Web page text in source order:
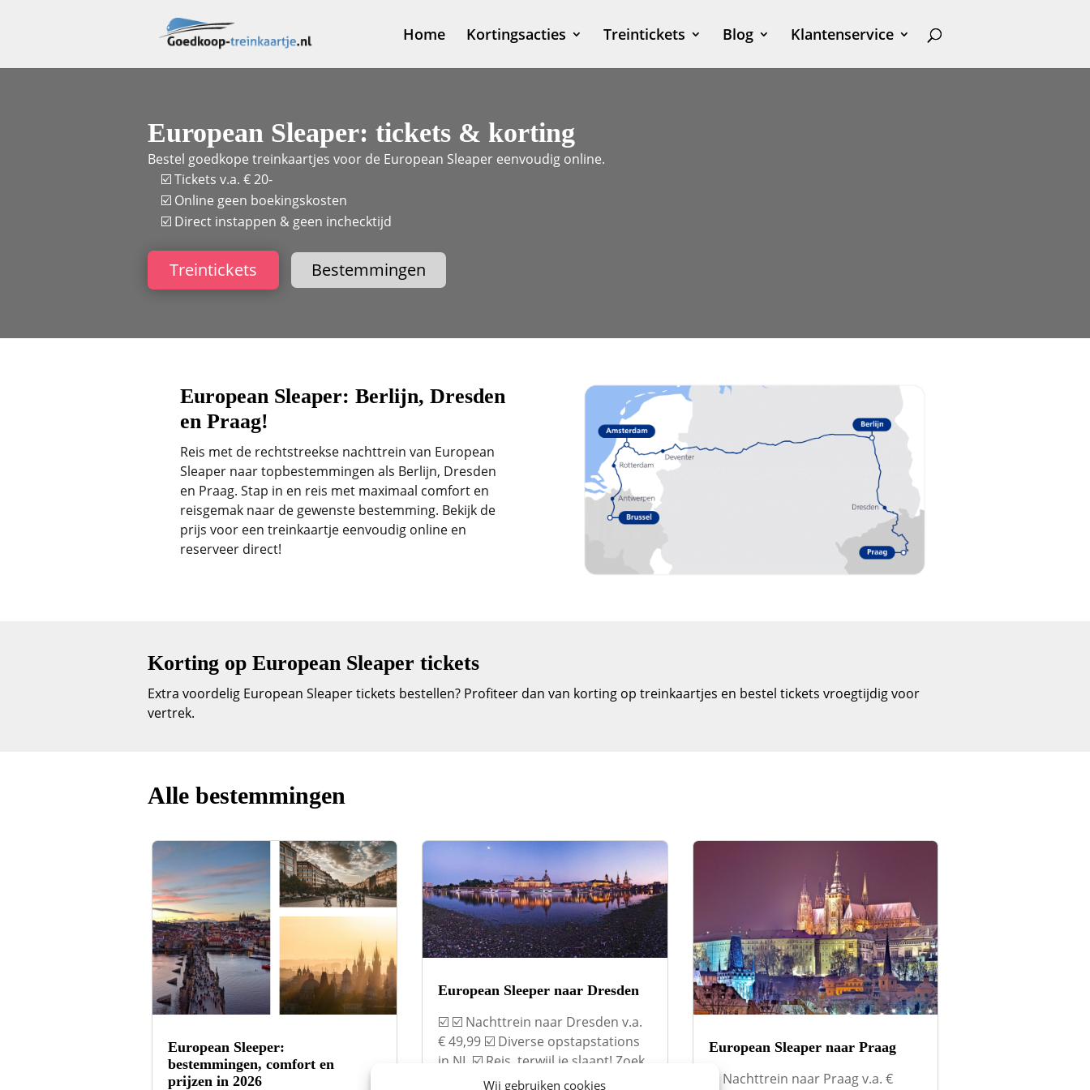
Wij gebruiken cookies
Home Kortingsacties Treintickets Blog Klantenservice
European Sleaper: tickets & korting
Bestel goedkope treinkaartjes voor de European Sleaper eenvoudig online.
☑️ Tickets v.a. € 20-
☑️ Online geen boekingskosten
☑️ Direct instappen & geen inchecktijd
Treintickets Bestemmingen
European Sleaper: Berlijn, Dresden
en Praag!
Reis met de rechtstreekse nachttrein van European
Sleaper naar topbestemmingen als Berlijn, Dresden
en Praag. Stap in en reis met maximaal comfort en
reisgemak naar de gewenste bestemming. Bekijk de
prijs voor een treinkaartje eenvoudig online en
reserveer direct!
Korting op European Sleaper tickets
Extra voordelig European Sleaper tickets bestellen? Profiteer dan van korting op treinkaartjes en bestel tickets vroegtijdig voor
vertrek.
Alle bestemmingen
European Sleeper:
bestemmingen, comfort en
prijzen in 2026
European Sleeper naar Dresden
☑️ ☑️ Nachttrein naar Dresden v.a.
€ 49,99 ☑️ Diverse opstapstations
in NL ☑️ Reis, terwijl je slaapt! Zoek
tickets Ontspannen naar Dresden
European Sleaper naar Praag
☑️ Nachttrein naar Praag v.a. €